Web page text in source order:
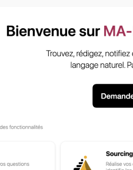
Article
Code :